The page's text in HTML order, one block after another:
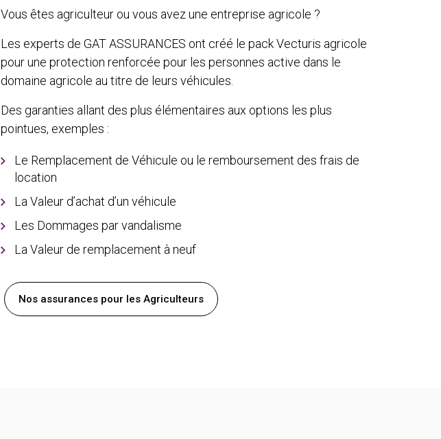
Vous êtes agriculteur ou vous avez une entreprise agricole ?
Les experts de GAT ASSURANCES ont créé le pack Vecturis agricole
pour une protection renforcée pour les personnes active dans le
domaine agricole au titre de leurs véhicules.
Des garanties allant des plus élémentaires aux options les plus
pointues, exemples :
Le Remplacement de Véhicule ou le remboursement des frais de
location
La Valeur d’achat d’un véhicule
Les Dommages par vandalisme
La Valeur de remplacement à neuf
Nos assurances pour les Agriculteurs